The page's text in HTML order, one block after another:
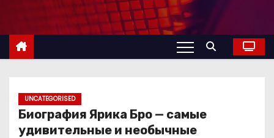
с
UNCATEGORISED
Биография Ярика Бро — самые
удивительные и необычные